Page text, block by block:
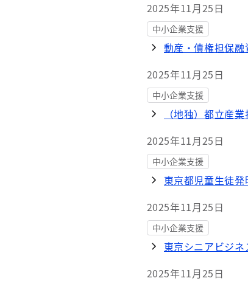
2025年11月25日
中小企業支援
動産・債権担保
2025年11月25日
中小企業支援
（地独）都立産
2025年11月25日
中小企業支援
東京都児童生徒
2025年11月25日
中小企業支援
東京シニアビジ
2025年11月25日